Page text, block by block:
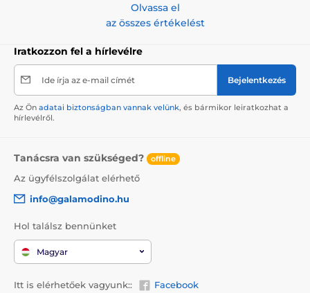
Olvassa el
az összes értékelést
Iratkozzon fel a hírlevélre
Ide írja az e-mail címét Bejelentkezés
Az Ön adatai biztonságban vannak velünk, és bármikor leiratkozhat a
hírlevélről.
Tanácsra van szükséged? offline
Az ügyfélszolgálat elérhető
info@galamodino.hu
Hol találsz bennünket
Magyar
Itt is elérhetőek vagyunk:: Facebook